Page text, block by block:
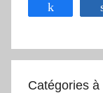
Partagez
Catégories